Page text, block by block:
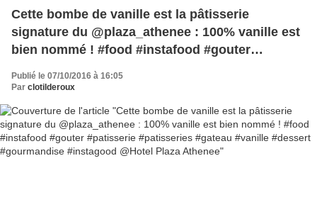
Cette bombe de vanille est la pâtisserie
signature du @plaza_athenee : 100% vanille est
bien nommé ! #food #instafood #gouter
#patisserie #patisseries #gateau #vanille
#dessert #gourmandise #instagood @Hotel
Publié le 07/10/2016 à 16:05
Par clotilderoux